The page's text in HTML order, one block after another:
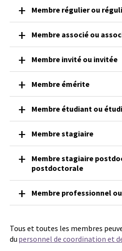
Membre régulier ou
Membre associé ou
Membre invité ou invitée
Membre émérite
Membre étudiant ou
Membre stagiaire
Membre stagiaire
postdoctorale
Membre professionnel
Tous et toutes les membres
du personnel de coordination et